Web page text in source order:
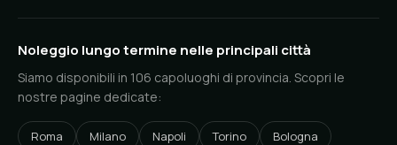
Noleggio lungo termine nelle principali città
Siamo disponibili in 106 capoluoghi di provincia. Scopri le
nostre pagine dedicate:
Roma Milano Napoli Torino
Bologna